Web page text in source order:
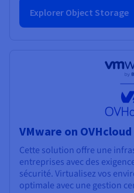
Explorer Object Storage
VMware on OVHcloud
Cette solution offre une
entreprises avec des
sécurité. Virtualisez vos
optimale avec une gestion